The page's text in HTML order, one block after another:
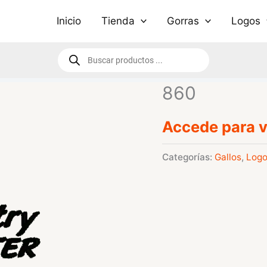
Inicio Tienda Gorras Logos
Búsqueda
de
860
Accede para
Categorías: Gallos,